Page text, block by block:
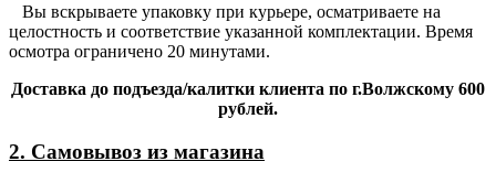
Вы вскрываете упаковку при курьере, осматриваете на
целостность и соответствие указанной комплектации. Время
осмотра ограничено 20 минутами.
Доставка до подъезда/калитки клиента по г.Волжскому 600
рублей.
2. Самовывоз из магазина